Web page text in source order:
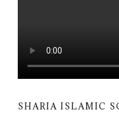
SHARIA ISLAMIC